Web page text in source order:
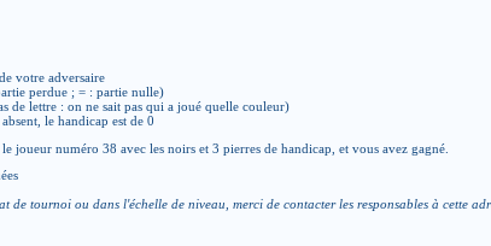
votre adversaire
perdue ; = : partie nulle)
de lettre : on ne sait pas qui a joué quelle couleur)
le handicap est de 0
joueur numéro 38 avec les noirs et 3 pierres de handicap, et vous avez gagné.
de tournoi ou dans l'échelle de niveau, merci de contacter les responsables à cette